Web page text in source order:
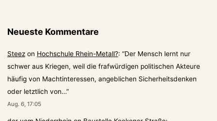
Neueste Kommentare
Steez on Hochschule Rhein-Metall?: “Der Mensch lernt nur
schwer aus Kriegen, weil die frafwürdigen politischen Akteure
häufig von Machtinteressen, angeblichen Sicherheitsdenken
oder letztlich von…”
Aug. 6, 17:05